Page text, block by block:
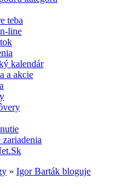
teba
line
kalendár
a akcie
» Igor Barták bloguje